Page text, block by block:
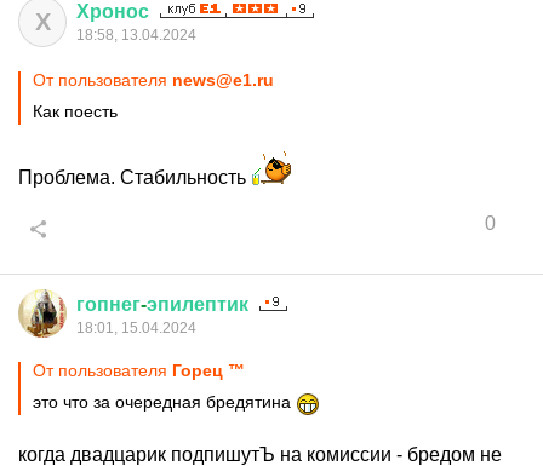
Х Хронос
18:58, 13.04.2024
От пользователя news@e1.ru
Как поесть
Проблема. Стабильность
0
гопнег-эпилептик
18:01, 15.04.2024
От пользователя Горец ™
это что за очередная бредятина
когда двадцарик подпишутЪ на комиссии - бредом не